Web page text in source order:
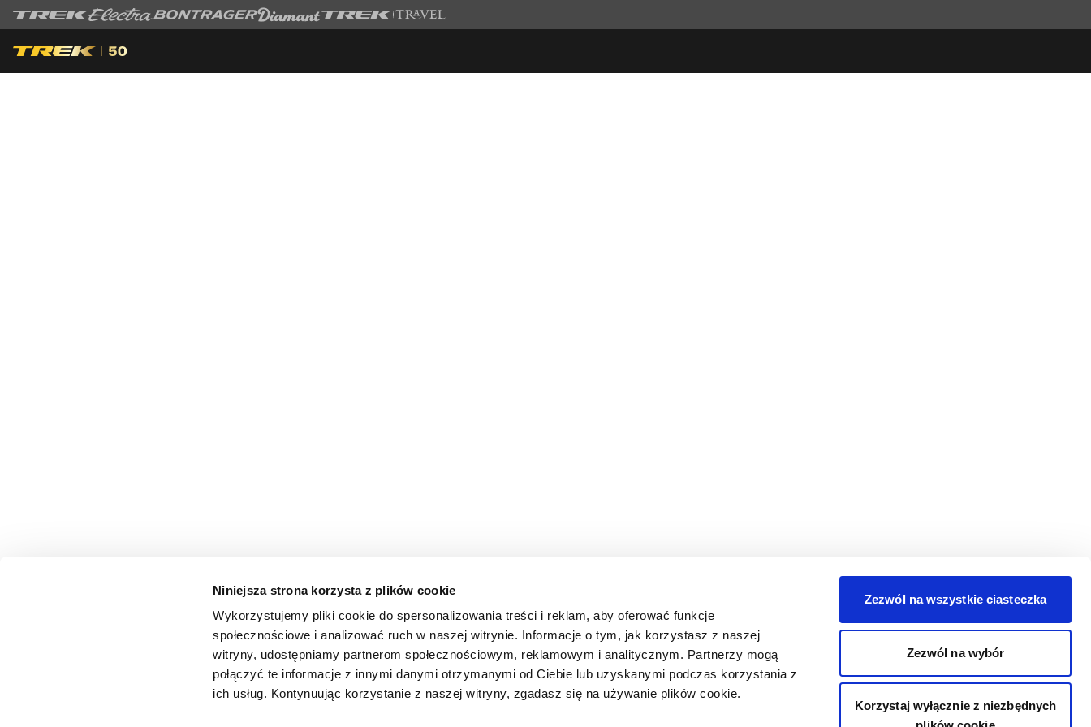
Niniejsza strona korzysta z plików cookie
Wykorzystujemy pliki cookie do spersonalizowania treści i reklam, aby oferować funkcje
społecznościowe i analizować ruch w naszej witrynie. Informacje o tym, jak korzystasz z naszej
witryny, udostępniamy partnerom społecznościowym, reklamowym i analitycznym. Partnerzy mogą
połączyć te informacje z innymi danymi otrzymanymi od Ciebie lub uzyskanymi podczas korzystania z
ich usług. Kontynuując korzystanie z naszej witryny, zgadasz się na używanie plików cookie.
Zezwól na wszystkie ciasteczka
Zezwól na wybór
Korzystaj wyłącznie z niezbędnych